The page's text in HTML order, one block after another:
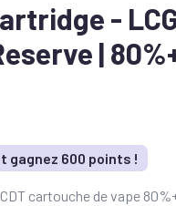
-
|
gagnez 600 points !
cartouche de vape